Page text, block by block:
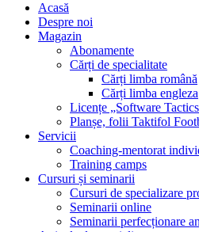
Acasă
Despre noi
Magazin
Abonamente
Cărți de specialitate
Cărți limba română
Cărți limba engleza
Licențe „Software
Planșe, folii Taktifol
Servicii
Coaching-mentorat
Training camps
Cursuri și seminarii
Cursuri de specializare
Seminarii online
Seminarii perfecționare